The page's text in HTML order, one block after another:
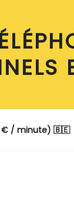
€ / minute) 🇧🇪